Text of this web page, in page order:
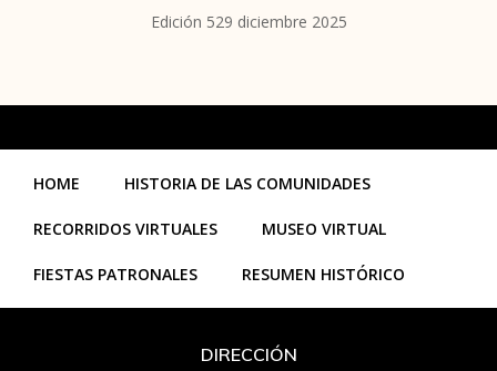
Edición 529 diciembre 2025
HOME HISTORIA DE LAS COMUNIDADES
RECORRIDOS VIRTUALES MUSEO VIRTUAL
FIESTAS PATRONALES RESUMEN HISTÓRICO
DIRECCIÓN